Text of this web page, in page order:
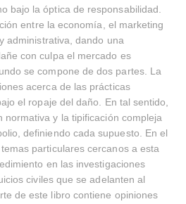
bajo la óptica de responsabilidad.
entre la economía, el marketing
administrativa, dando una
con culpa el mercado es
se compone de dos partes. La
acerca de las prácticas
el ropaje del daño. En tal sentido,
normativa y la tipificación compleja
definiendo cada supuesto. En el
particulares cercanos a esta
en las investigaciones
civiles que se adelanten al
de este libro contiene opiniones